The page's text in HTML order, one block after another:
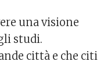
una visione
studi.
città e che citi